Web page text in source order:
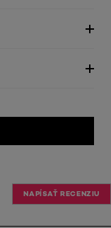
NAPÍSAŤ RECENZIU